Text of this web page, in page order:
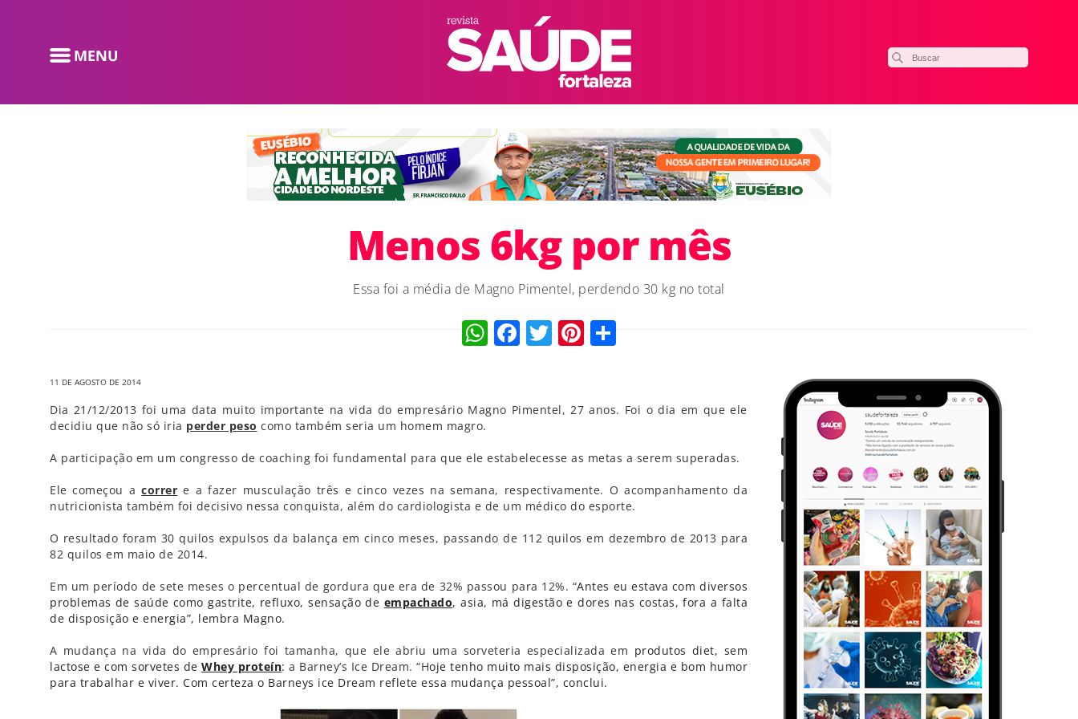
Menos 6kg por mês
Essa foi a média de Magno Pimentel, perdendo 30 kg no total
WhatsApp
Facebook
TwitterPinterest
11 DE AGOSTO DE 2014
Dia 21/12/2013 foi uma data muito importante na vida do empresário Magno Pimentel, 27 anos. Foi o dia em que ele
decidiu que não só iria perder peso como também seria um homem magro.
A participação em um congresso de coaching foi fundamental para que ele estabelecesse as metas a serem superadas.
Ele começou acorrer e a fazer musculação três e cinco vezes na semana, respectivamente. O acompanhamento da
nutricionista também foi decisivo nessa conquista, além do cardiologista e de um médico do esporte.
O resultado foram 30 quilos expulsos da balança em cinco meses, passando de 112 quilos em dezembro de 2013 para
82 quilos em maio de 2014.
Em um período de sete meses o percentual de gordura que era de 32% passou para 12%. “Antes eu estava com diversos
problemas de saúde como gastrite, refluxo, sensação de empachado, asia, má digestão e dores nas costas, fora a falta
de disposição e energia”, lembra Magno.
A mudança na vida do empresário foi tamanha, que ele abriu uma sorveteria especializada em produtos diet, sem
lactose e com sorvetes de Whey proteín: a Barney’s Ice Dream. “Hoje tenho muito mais disposição, energia e bom humor
para trabalhar e viver. Com certeza o Barneys ice Dream reflete essa mudança pessoal”, conclui.